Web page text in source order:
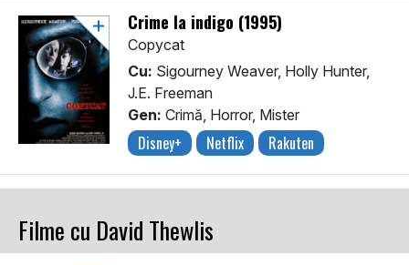
Crime la indigo (1995)
Copycat
Cu: Sigourney Weaver, Holly Hunter,
J.E. Freeman
Gen: Crimă, Horror, Mister
Disney+ Netflix Rakuten
Filme cu David Thewlis